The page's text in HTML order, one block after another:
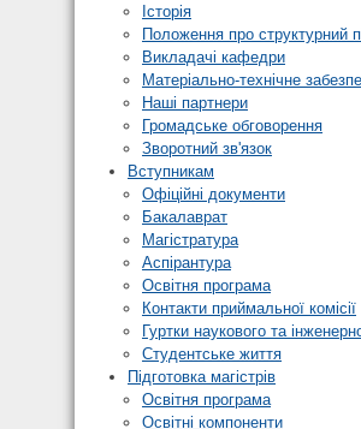
Історія
Положення про структурний
Викладачі кафедри
Матеріально-технічне
Наші партнери
Громадське обговорення
Зворотний зв'язок
Вступникам
Офіційні документи
Бакалаврат
Магістратура
Аспірантура
Освітня програма
Контакти приймальної комісії
Гуртки наукового та
Студентське життя
Підготовка магістрів
Освітня програма
Освітні компоненти